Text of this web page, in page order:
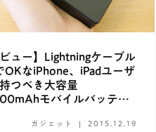
ビュー】Lightningケーブル
OKなiPhone、iPadユーザ
つべき大容量
モバイルバッテリ
ガジェット 2015.12.19